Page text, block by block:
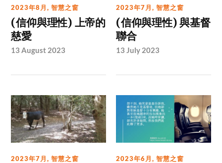
2023年8月,智慧之窗
(信仰與理性) 上帝的
慈愛
13 August 2023
2023年7月,智慧之窗
(信仰與理性) 與基督
聯合
13 July 2023
2023年7月,智慧之窗 2023年6月,智慧之窗